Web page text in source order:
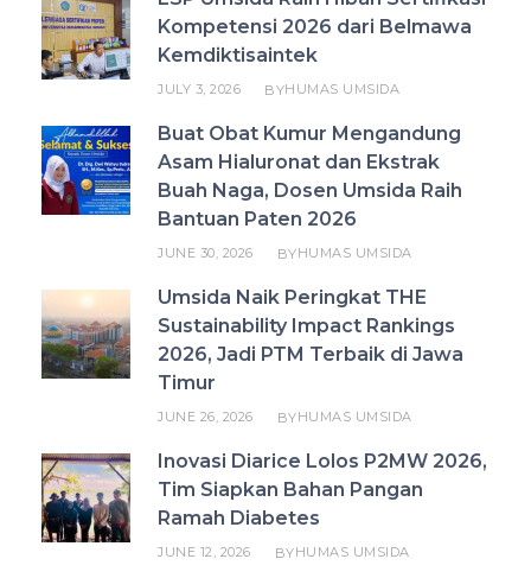
Kompetensi 2026 dari Belmawa
Kemdiktisaintek
JULY 3, 2026 BYHUMAS UMSIDA
Buat Obat Kumur Mengandung
Asam Hialuronat dan Ekstrak
Buah Naga, Dosen Umsida Raih
Bantuan Paten 2026
JUNE 30, 2026 BYHUMAS UMSIDA
Umsida Naik Peringkat THE
Sustainability Impact Rankings
2026, Jadi PTM Terbaik di Jawa
Timur
JUNE 26, 2026 BYHUMAS UMSIDA
Inovasi Diarice Lolos P2MW 2026,
Tim Siapkan Bahan Pangan
Ramah Diabetes
JUNE 12, 2026 BYHUMAS UMSIDA